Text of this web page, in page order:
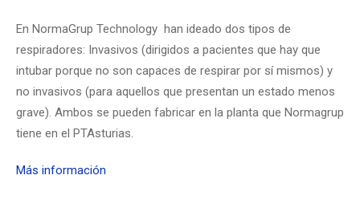
En NormaGrup Technology han ideado dos tipos de
respiradores: Invasivos (dirigidos a pacientes que hay que
intubar porque no son capaces de respirar por sí mismos) y
no invasivos (para aquellos que presentan un estado menos
grave). Ambos se pueden fabricar en la planta que Normagrup
tiene en el PTAsturias.
Más información